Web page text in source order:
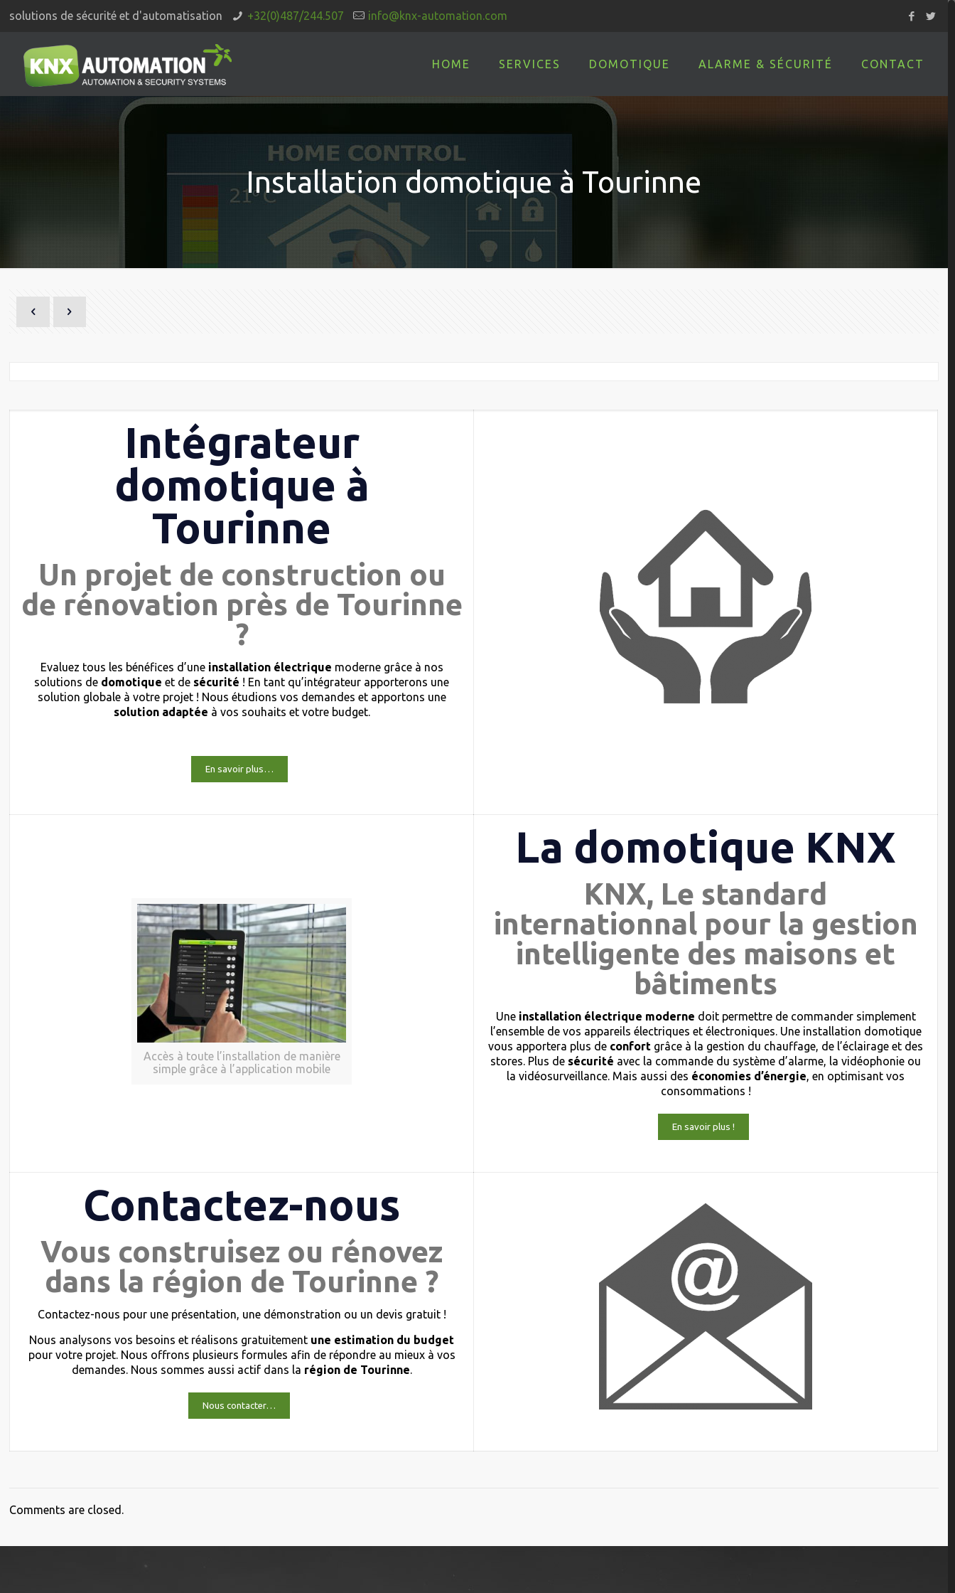
solutions de sécurité et d'automatisation +32(0)487/244.507 info@knx-automation.com
HOME SERVICES DOMOTIQUE ALARME & SÉCURITÉ CONTACT
Installation domotique à Tourinne
Intégrateur
domotique à
Tourinne
Un projet de construction ou
de rénovation près de Tourinne
?
Evaluez tous les bénéfices d’uneinstallation électrique moderne grâce à nos
solutions de domotique et de sécurité ! En tant qu’intégrateur apporterons une
solution globale à votre projet ! Nous étudions vos demandes et apportons une
solution adaptée à vos souhaits et votre budget.
En savoir plus…
Accès à toute l’installation de manière
simple grâce à l’application mobile
La domotique KNX
KNX, Le standard
internationnal pour la gestion
intelligente des maisons et
bâtiments
Une installation électrique moderne doit permettre de commander simplement
l’ensemble de vos appareils électriques et électroniques. Une installation domotique
vous apportera plus de confort grâce à la gestion du chauffage, de l’éclairage et des
stores. Plus de sécurité avec la commande du système d’alarme, la vidéophonie ou
la vidéosurveillance. Mais aussi des économies d’énergie, en optimisant vos
consommations !
En savoir plus !
Contactez-nous
Vous construisez ou rénovez
dans la région de Tourinne ?
Contactez-nous pour une présentation, une démonstration ou un devis gratuit !
Nous analysons vos besoins et réalisons gratuitement une estimation du budget
pour votre projet. Nous offrons plusieurs formules afin de répondre au mieux à vos
demandes. Nous sommes aussi actif dans la région de Tourinne.
Nous contacter…
Comments are closed.